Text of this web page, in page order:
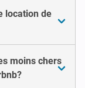
location de
moins chers